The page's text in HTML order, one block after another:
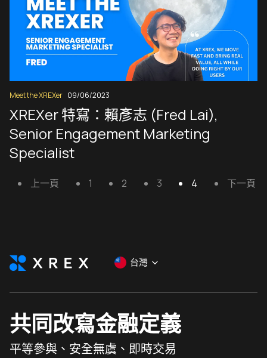
Meet the XREXer 09/06/2023
XREXer 特寫：賴彥志 (Fred Lai),
Senior Engagement Marketing
Specialist
上一頁 1 2 3 4 下一頁
台灣
共同改寫金融定義
平等參與、安全無虞、即時交易